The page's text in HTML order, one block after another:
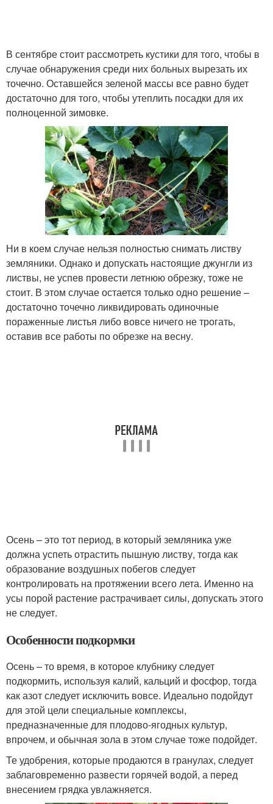
В сентябре стоит рассмотреть кустики для того, чтобы в
случае обнаружения среди них больных вырезать их
точечно. Оставшейся зеленой массы все равно будет
достаточно для того, чтобы утеплить посадки для их
полноценной зимовке.
Ни в коем случае нельзя полностью снимать листву
земляники. Однако и допускать настоящие джунгли из
листвы, не успев провести летнюю обрезку, тоже не
стоит. В этом случае остается только одно решение –
достаточно точечно ликвидировать одиночные
пораженные листья либо вовсе ничего не трогать,
оставив все работы по обрезке на весну.
Осень – это тот период, в который земляника уже
должна успеть отрастить пышную листву, тогда как
образование воздушных побегов следует
контролировать на протяжении всего лета. Именно на
усы порой растение растрачивает силы, допускать этого
не следует.
Особенности подкормки
Осень – то время, в которое клубнику следует
подкормить, используя калий, кальций и фосфор, тогда
как азот следует исключить вовсе. Идеально подойдут
для этой цели специальные комплексы,
предназначенные для плодово-ягодных культур,
впрочем, и обычная зола в этом случае тоже подойдет.
Те удобрения, которые продаются в гранулах, следует
заблаговременно развести горячей водой, а перед
внесением грядка увлажняется.